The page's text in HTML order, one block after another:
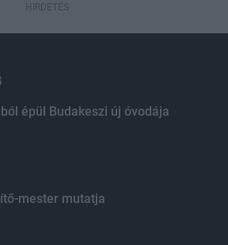
HIRDETÉS
épül Budakeszi új óvodája
mester mutatja